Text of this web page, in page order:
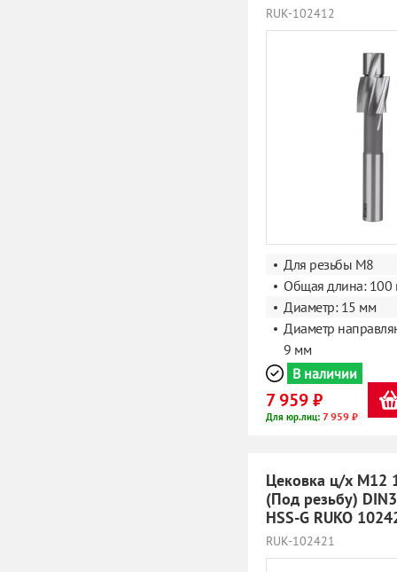
RUK-102412
Для резьбы M8
Общая длина: 100
Диаметр: 15 мм
Диаметр
9 мм
В наличии
7 959 ₽
Для юр.лиц: 7 959 ₽
Цековка ц/х M12
(Под резьбу)
HSS-G RUKO
RUK-102421